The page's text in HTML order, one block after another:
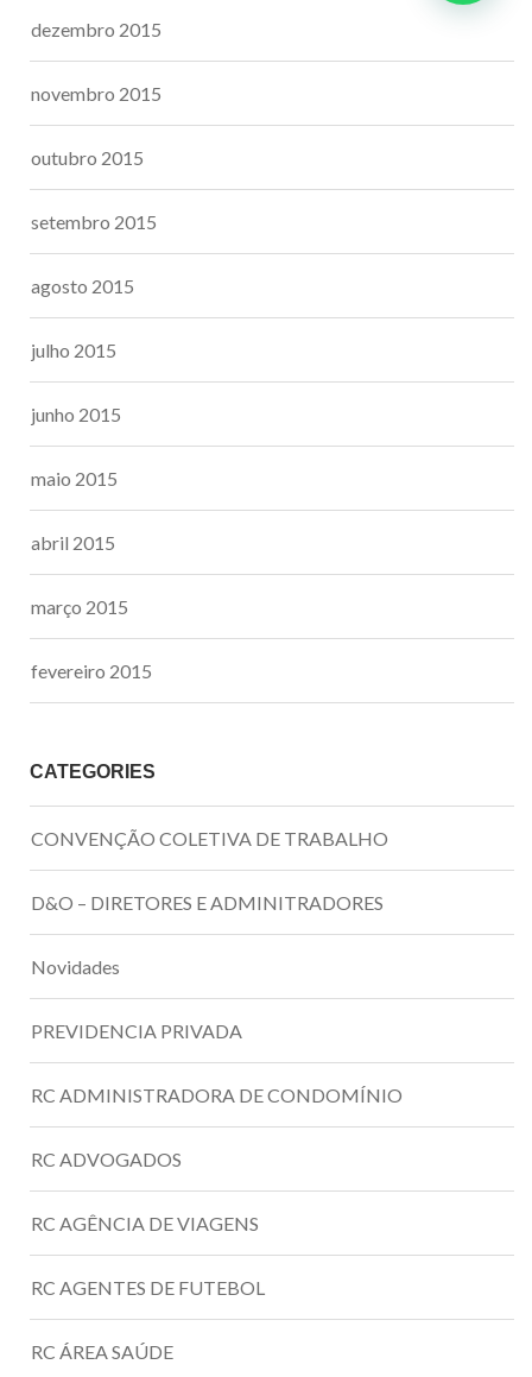
dezembro 2015
novembro 2015
outubro 2015
setembro 2015
agosto 2015
julho 2015
junho 2015
maio 2015
abril 2015
março 2015
fevereiro 2015
CATEGORIES
CONVENÇÃO COLETIVA DE TRABALHO
D&O – DIRETORES E ADMINITRADORES
Novidades
PREVIDENCIA PRIVADA
RC ADMINISTRADORA DE CONDOMÍNIO
RC ADVOGADOS
RC AGÊNCIA DE VIAGENS
RC AGENTES DE FUTEBOL
RC ÁREA SAÚDE